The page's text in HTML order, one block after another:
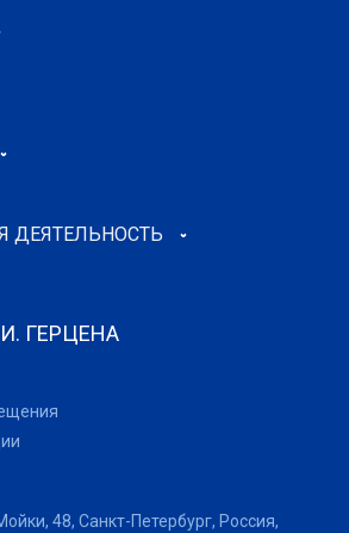
ДЕЯТЕЛЬНОСТЬ
ГЕРЦЕНА
48, Санкт-Петербург, Россия,